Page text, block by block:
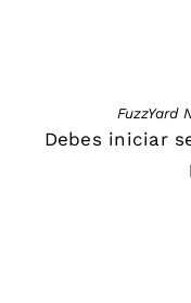
FuzzYard
Debes iniciar